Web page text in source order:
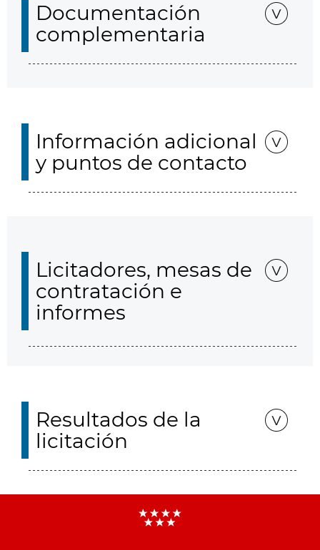
Documentación
complementaria
Información adicional
y puntos de contacto
Licitadores, mesas de
contratación e
informes
Resultados de la
licitación